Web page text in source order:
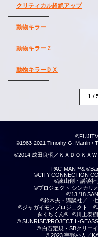
クリティカル超絶アップ
動物キラー
動物キラーＺ
動物キラーＤＸ
©1983-2021 Timothy G. Martin /
©2014 成田良悟／ＫＡＤＯＫＡ
PAC-MAN™&
©CITY CONNECTION
©諫山創・講談社
©プロジェクト シンカリ
©'13,'18
©鈴木央・講談社／「
©ジャガイモンプロジェクト.
©
きくちくん®
©川上泰
© SUNRISE/PROJECT L-
© 白石定規・SBクリエ
© 2023 宇野朴人／